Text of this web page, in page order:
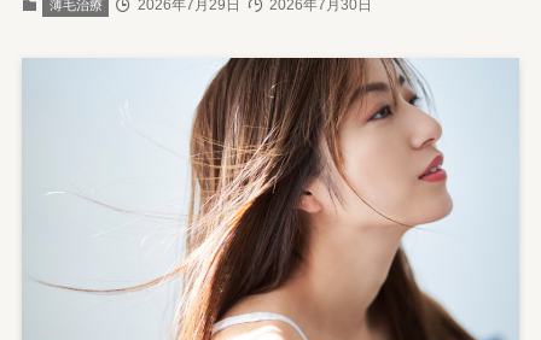
薄毛治療 2026年7月29日 2026年7月30日